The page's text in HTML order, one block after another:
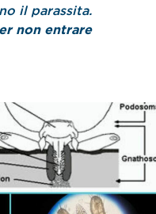
il parassita.
non entrare